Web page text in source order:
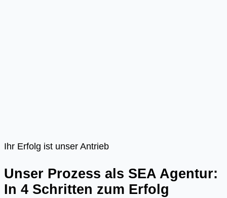
Ihr Erfolg ist unser Antrieb
Unser Prozess als SEA Agentur:
In 4 Schritten zum Erfolg